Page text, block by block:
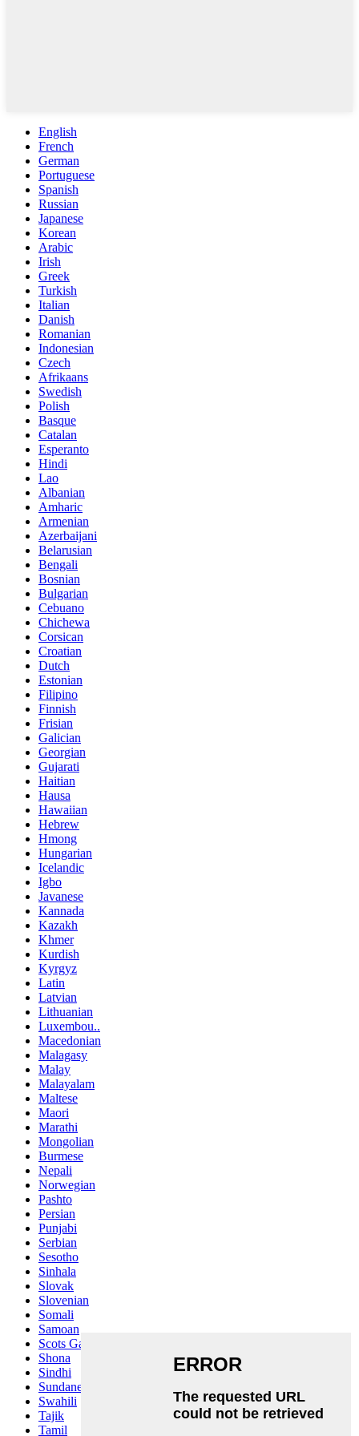
English
French
German
Portuguese
Spanish
Russian
Japanese
Korean
Arabic
Irish
Greek
Turkish
Italian
Danish
Romanian
Indonesian
Czech
Afrikaans
Swedish
Polish
Basque
Catalan
Esperanto
Hindi
Lao
Albanian
Amharic
Armenian
Azerbaijani
Belarusian
Bengali
Bosnian
Bulgarian
Cebuano
Chichewa
Corsican
Croatian
Dutch
Estonian
Filipino
Finnish
Frisian
Galician
Georgian
Gujarati
Haitian
Hausa
Hawaiian
Hebrew
Hmong
Hungarian
Icelandic
Igbo
Javanese
Kannada
Kazakh
Khmer
Kurdish
Kyrgyz
Latin
Latvian
Lithuanian
Luxembou..
Macedonian
Malagasy
Malay
Malayalam
Maltese
Maori
Marathi
Mongolian
Burmese
Nepali
Norwegian
Pashto
Persian
Punjabi
Serbian
Sesotho
Sinhala
Slovak
Slovenian
Somali
Samoan
Scots Gaelic
Shona
Sindhi
Sundanese
Swahili
Tajik
Tamil